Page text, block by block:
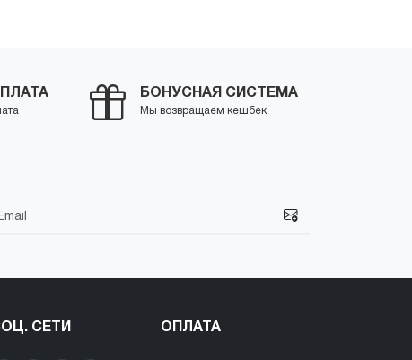
БОНУСНАЯ СИСТЕМА
Мы возвращаем кешбек
СЕТИ ОПЛАТА